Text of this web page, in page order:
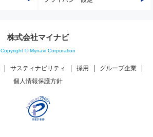
株式会社マイナビ
Copyright © Mynavi Corporation
サスティナビリティ 採用
グループ企業
個人情報保護方針